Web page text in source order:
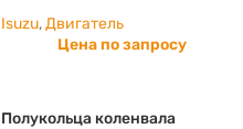
Isuzu,Двигатель
Цена по запросу
Полукольца коленвала